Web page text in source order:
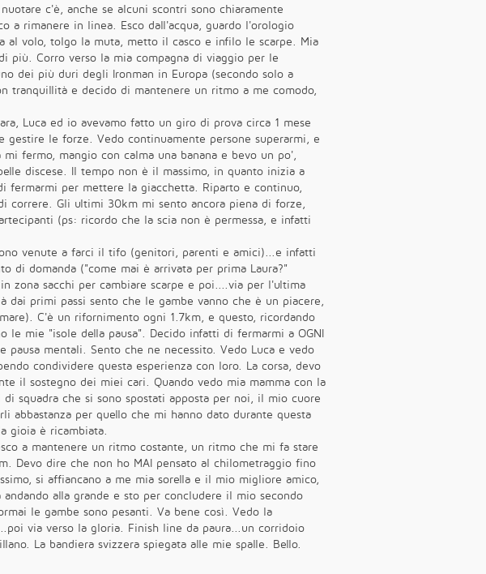
c'è, anche se alcuni scontri sono chiaramente
a rimanere in linea. Esco dall'acqua, guardo l'orologio
al volo, tolgo la muta, metto il casco e infilo le scarpe. Mia
più. Corro verso la mia compagna di viaggio per le
dei più duri degli Ironman in Europa (secondo solo a
tranquillità e decido di mantenere un ritmo a me comodo,
Luca ed io avevamo fatto un giro di prova circa 1 mese
le forze. Vedo continuamente persone superarmi, e
fermo, mangio con calma una banana e bevo un po',
discese. Il tempo non è il massimo, in quanto inizia a
per mettere la giacchetta. Riparto e continuo,
correre. Gli ultimi 30km mi sento ancora piena di forze,
(ps: ricordo che la scia non è permessa, e infatti
venute a farci il tifo (genitori, parenti e amici)...e infatti
domanda ("come mai è arrivata per prima Laura?"
zona sacchi per cambiare scarpe e poi....via per l'ultima
dai primi passi sento che le gambe vanno che è un piacere,
C'è un rifornimento ogni 1.7km, e questo, ricordando
le mie "isole della pausa". Decido infatti di fermarmi a OGNI
mentali. Sento che ne necessito. Vedo Luca e vedo
condividere questa esperienza con loro. La corsa, devo
il sostegno dei miei cari. Quando vedo mia mamma con la
squadra che si sono spostati apposta per noi, il mio cuore
per quello che mi hanno dato durante questa
gioia è ricambiata.
a mantenere un ritmo costante, un ritmo che mi fa stare
Devo dire che non ho MAI pensato al chilometraggio fino
si affiancano a me mia sorella e il mio migliore amico,
alla grande e sto per concludere il mio secondo
le gambe sono pesanti. Va bene così. Vedo la
via verso la gloria. Finish line da paura...un corridoio
La bandiera svizzera spiegata alle mie spalle. Bello.